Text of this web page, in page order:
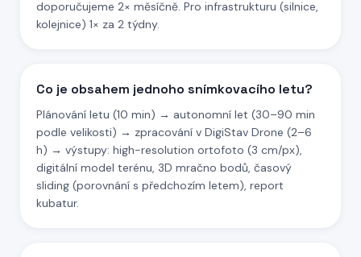
doporučujeme 2× měsíčně. Pro infrastrukturu (silnice,
kolejnice) 1× za 2 týdny.
Co je obsahem jednoho snímkovacího letu?
Plánování letu (10 min) → autonomní let (30–90 min
podle velikosti) → zpracování v DigiStav Drone (2–6
h) → výstupy: high-resolution ortofoto (3 cm/px),
digitální model terénu, 3D mračno bodů, časový
sliding (porovnání s předchozím letem), report
kubatur.